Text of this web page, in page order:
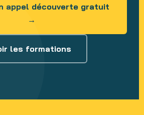
appel découverte gratuit
→
les formations